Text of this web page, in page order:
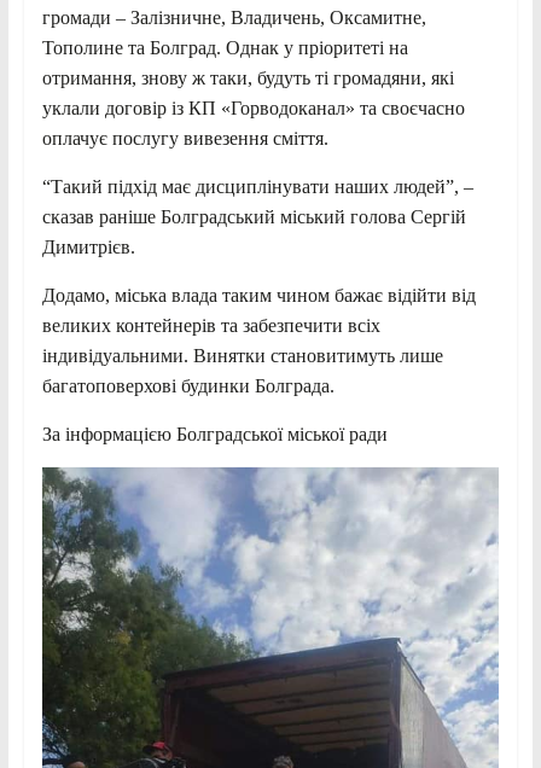
громади – Залізничне, Владичень, Оксамитне,
Тополине та Болград. Однак у пріоритеті на
отримання, знову ж таки, будуть ті громадяни, які
уклали договір із КП «Горводоканал» та своєчасно
оплачує послугу вивезення сміття.
“Такий підхід має дисциплінувати наших людей”, –
сказав раніше Болградський міський голова Сергій
Димитрієв.
Додамо, міська влада таким чином бажає відійти від
великих контейнерів та забезпечити всіх
індивідуальними. Винятки становитимуть лише
багатоповерхові будинки Болграда.
За інформацією Болградської міської ради